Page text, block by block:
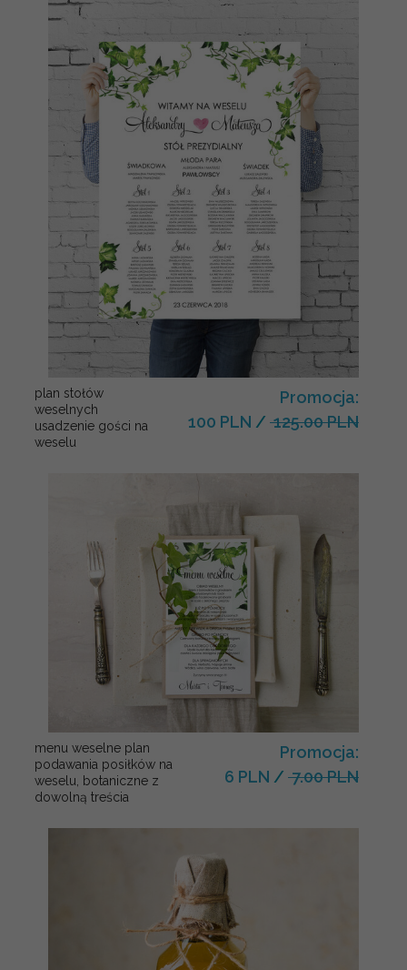
plan stołów
weselnych
usadzenie gości na
weselu
Promocja:
100 PLN / 125.00 PLN
menu weselne plan
podawania posiłków na
weselu, botaniczne z
dowolną treścia
Promocja:
6 PLN / 7.00 PLN